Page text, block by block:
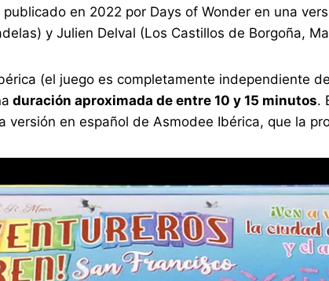
en 2022 por Days of Wonder en una
y Julien Delval (Los Castillos de Borgoña,
(el juego es completamente independiente
duración aproximada de entre 10 y 15 minutos.
versión en español de Asmodee Ibérica, que la